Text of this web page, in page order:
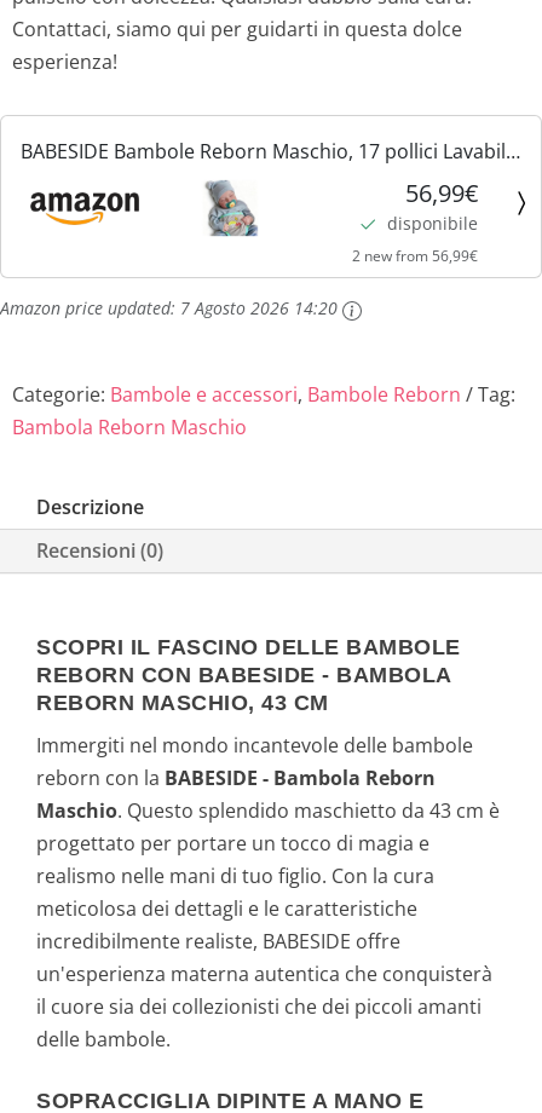
Contattaci, siamo qui per guidarti in questa dolce
esperienza!
BABESIDE Bambole Reborn Maschio, 17 pollici Lavabili
a Mano corpo in Vinile Morbido, Originali Sembra un
vero Bambino (Ragazzo con gli occhi chiusi)
56,99€
disponibile
2 new from 56,99€
Amazon price updated: 7 Agosto 2026 14:20
Categorie: Bambole e accessori, Bambole Reborn
Tag:
Bambola Reborn Maschio
Descrizione
Recensioni (0)
SCOPRI IL FASCINO DELLE BAMBOLE
REBORN CON BABESIDE - BAMBOLA
REBORN MASCHIO, 43 CM
Immergiti nel mondo incantevole delle bambole
reborn con la BABESIDE - Bambola Reborn
Maschio. Questo splendido maschietto da 43 cm è
progettato per portare un tocco di magia e
realismo nelle mani di tuo figlio. Con la cura
meticolosa dei dettagli e le caratteristiche
incredibilmente realiste, BABESIDE offre
un'esperienza materna autentica che conquisterà
il cuore sia dei collezionisti che dei piccoli amanti
delle bambole.
SOPRACCIGLIA DIPINTE A MANO E